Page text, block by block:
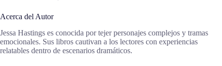
Acerca del Autor
Jessa Hastings es conocida por tejer personajes complejos y tramas
emocionales. Sus libros cautivan a los lectores con experiencias
relatables dentro de escenarios dramáticos.